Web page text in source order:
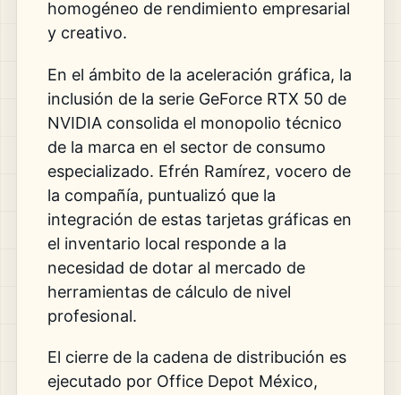
homogéneo de rendimiento empresarial
y creativo.
En el ámbito de la aceleración gráfica, la
inclusión de la serie GeForce RTX 50 de
NVIDIA consolida el monopolio técnico
de la marca en el sector de consumo
especializado. Efrén Ramírez, vocero de
la compañía, puntualizó que la
integración de estas tarjetas gráficas en
el inventario local responde a la
necesidad de dotar al mercado de
herramientas de cálculo de nivel
profesional.
El cierre de la cadena de distribución es
ejecutado por Office Depot México,